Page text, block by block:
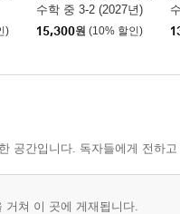
)
수학 중 3-2 (2027년)
15,300원 (10% 할인)
공간입니다. 독자들에게 전하
거쳐 이 곳에 게재됩니다.